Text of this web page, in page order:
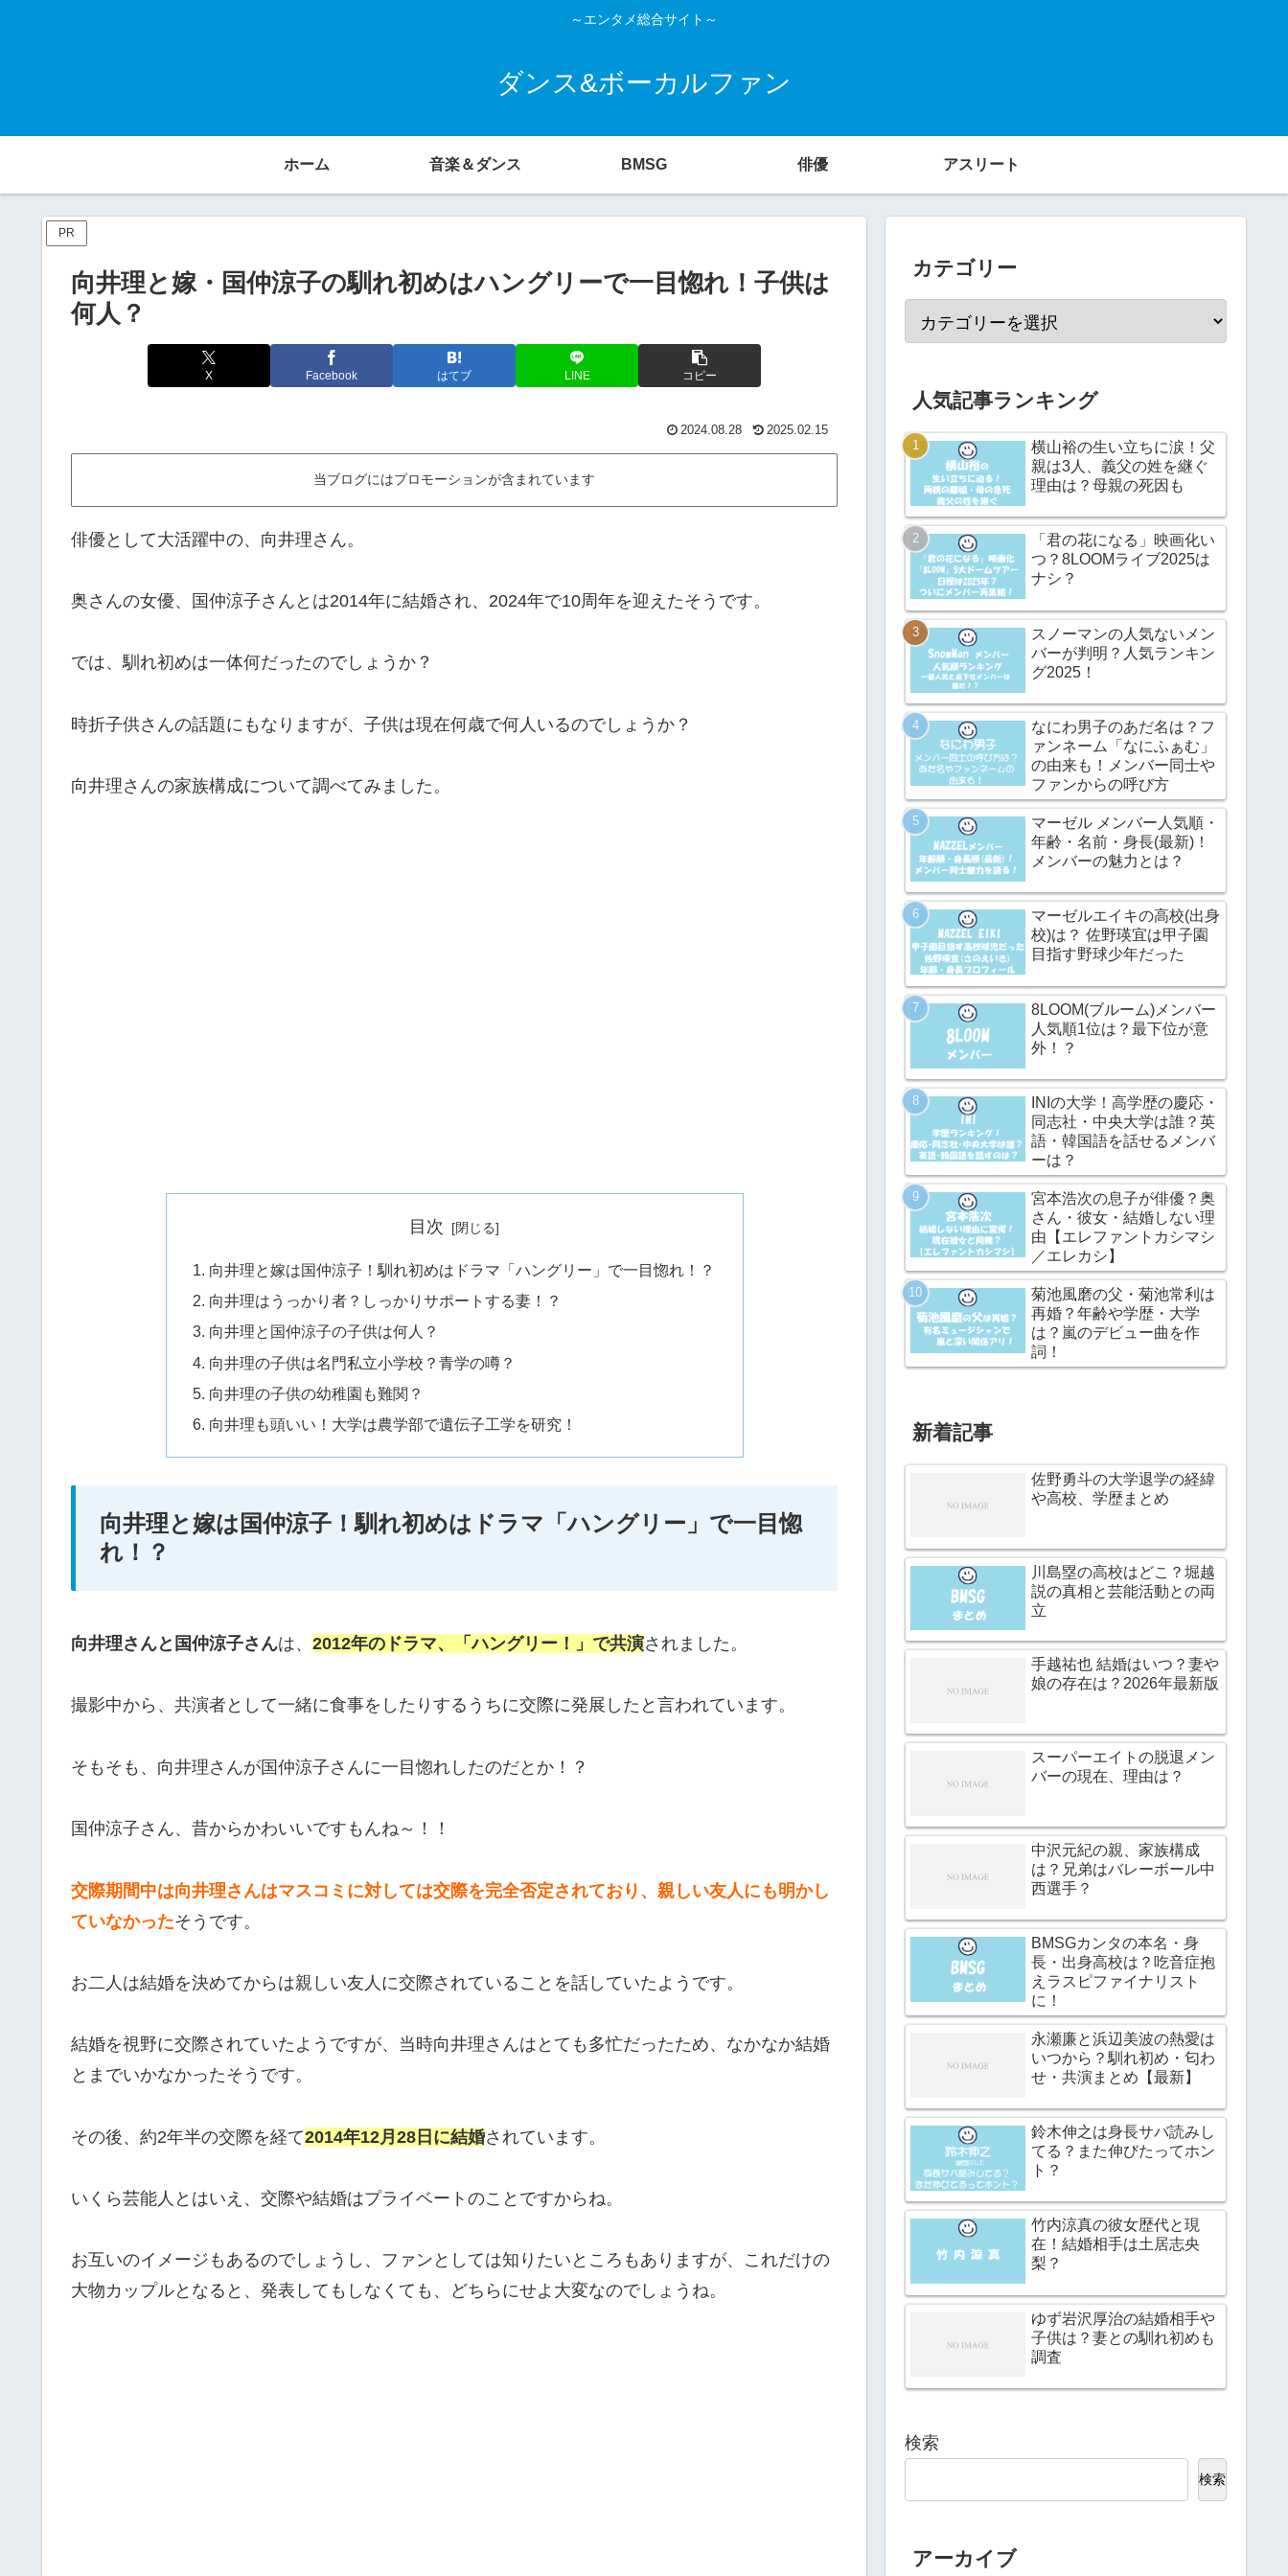
～エンタメ総合サイト～
ダンス&ボーカルファン
ホーム 音楽＆ダンス BMSG 俳優 アスリート
PR
向井理と嫁・国仲涼子の馴れ初めはハングリーで一目惚れ！子供は
何人？
X Facebook はてブ LINE コピー
2024.08.28 2025.02.15
当ブログにはプロモーションが含まれています
俳優として大活躍中の、向井理さん。
奥さんの女優、国仲涼子さんとは2014年に結婚され、2024年で10周年を迎えたそうです。
では、馴れ初めは一体何だったのでしょうか？
時折子供さんの話題にもなりますが、子供は現在何歳で何人いるのでしょうか？
向井理さんの家族構成について調べてみました。
目次
向井理と嫁は国仲涼子！馴れ初めはドラマ「ハングリー」で一目惚れ！？
向井理はうっかり者？しっかりサポートする妻！？
向井理と国仲涼子の子供は何人？
向井理の子供は名門私立小学校？青学の噂？
向井理の子供の幼稚園も難関？
向井理も頭いい！大学は農学部で遺伝子工学を研究！
向井理と嫁は国仲涼子！馴れ初めはドラマ「ハングリー」で一目惚
れ！？
向井理さんと国仲涼子さんは、 2012年のドラマ、「ハングリー！」で共演されました。
撮影中から、共演者として一緒に食事をしたりするうちに交際に発展したと言われています。
そもそも、向井理さんが国仲涼子さんに一目惚れしたのだとか！？
国仲涼子さん、昔からかわいいですもんね～！！
交際期間中は向井理さんはマスコミに対しては交際を完全否定されており、親しい友人にも明かし
ていなかったそうです。
お二人は結婚を決めてからは親しい友人に交際されていることを話していたようです。
結婚を視野に交際されていたようですが、当時向井理さんはとても多忙だったため、なかなか結婚
とまでいかなかったそうです。
その後、約2年半の交際を経て2014年12月28日に結婚されています。
いくら芸能人とはいえ、交際や結婚はプライベートのことですからね。
お互いのイメージもあるのでしょうし、ファンとしては知りたいところもありますが、これだけの
大物カップルとなると、発表してもしなくても、どちらにせよ大変なのでしょうね。
カテゴリー
人気記事ランキング
横山裕の生い立ちに涙！父
親は3人、義父の姓を継ぐ
理由は？母親の死因も
「君の花になる」映画化い
つ？8LOOMライブ2025は
ナシ？
スノーマンの人気ないメン
バーが判明？人気ランキン
グ2025！
なにわ男子のあだ名は？フ
ァンネーム「なにふぁむ」
の由来も！メンバー同士や
ファンからの呼び方
マーゼル メンバー人気順・
年齢・名前・身長(最新)！
メンバーの魅力とは？
マーゼルエイキの高校(出身
校)は？ 佐野瑛宜は甲子園
目指す野球少年だった
8LOOM(ブルーム)メンバー
人気順1位は？最下位が意
外！？
INIの大学！高学歴の慶応・
同志社・中央大学は誰？英
語・韓国語を話せるメンバ
ーは？
宮本浩次の息子が俳優？奥
さん・彼女・結婚しない理
由【エレファントカシマシ
／エレカシ】
菊池風磨の父・菊池常利は
再婚？年齢や学歴・大学
は？嵐のデビュー曲を作
詞！
新着記事
佐野勇斗の大学退学の経緯
や高校、学歴まとめ
川島塁の高校はどこ？堀越
説の真相と芸能活動との両
立
手越祐也 結婚はいつ？妻や
娘の存在は？2026年最新版
スーパーエイトの脱退メン
バーの現在、理由は？
中沢元紀の親、家族構成
は？兄弟はバレーボール中
西選手？
BMSGカンタの本名・身
長・出身高校は？吃音症抱
えラスピファイナリスト
に！
永瀬廉と浜辺美波の熱愛は
いつから？馴れ初め・匂わ
せ・共演まとめ【最新】
鈴木伸之は身長サバ読みし
てる？また伸びたってホン
ト？
竹内涼真の彼女歴代と現
在！結婚相手は土居志央
梨？
ゆず岩沢厚治の結婚相手や
子供は？妻との馴れ初めも
調査
検索
検索
アーカイブ